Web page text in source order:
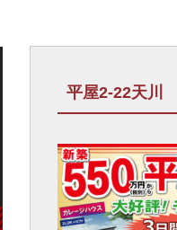
平屋2-22天川